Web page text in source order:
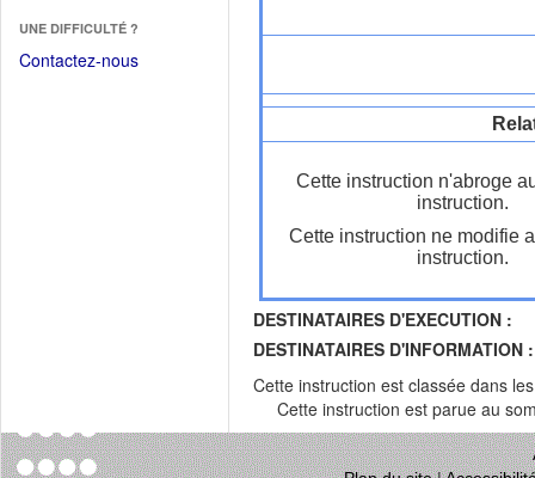
fenêtre)
une
nouvelle
UNE DIFFICULTÉ ?
Contactez-nous
Cette instruction n'abroge
instruction.
Cette instruction ne modifie
instruction.
DESTINATAIRES D'EXECUTION :
DESTINATAIRES D'INFORMATION :
Cette instruction est classée dans
Cette instruction est parue au